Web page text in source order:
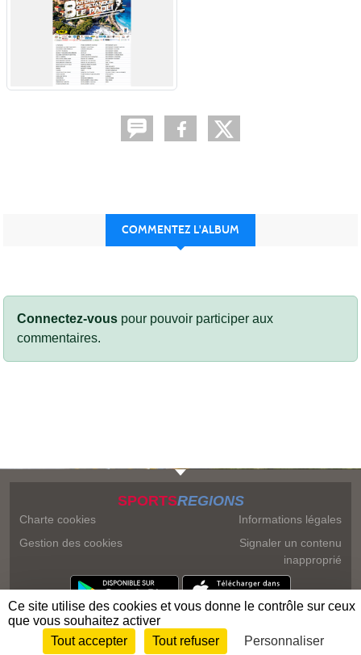
COMMENTEZ L'ALBUM
Connectez-vous pour pouvoir participer aux
commentaires.
SPORTSREGIONS
Charte cookies
Gestion des cookies
Informations légales
Signaler un contenu
inapproprié
Envie de participer ? Connexion
Ce site utilise des cookies et vous donne le contrôle sur ceux
que vous souhaitez activer
Tout accepter
Tout refuser Personnaliser